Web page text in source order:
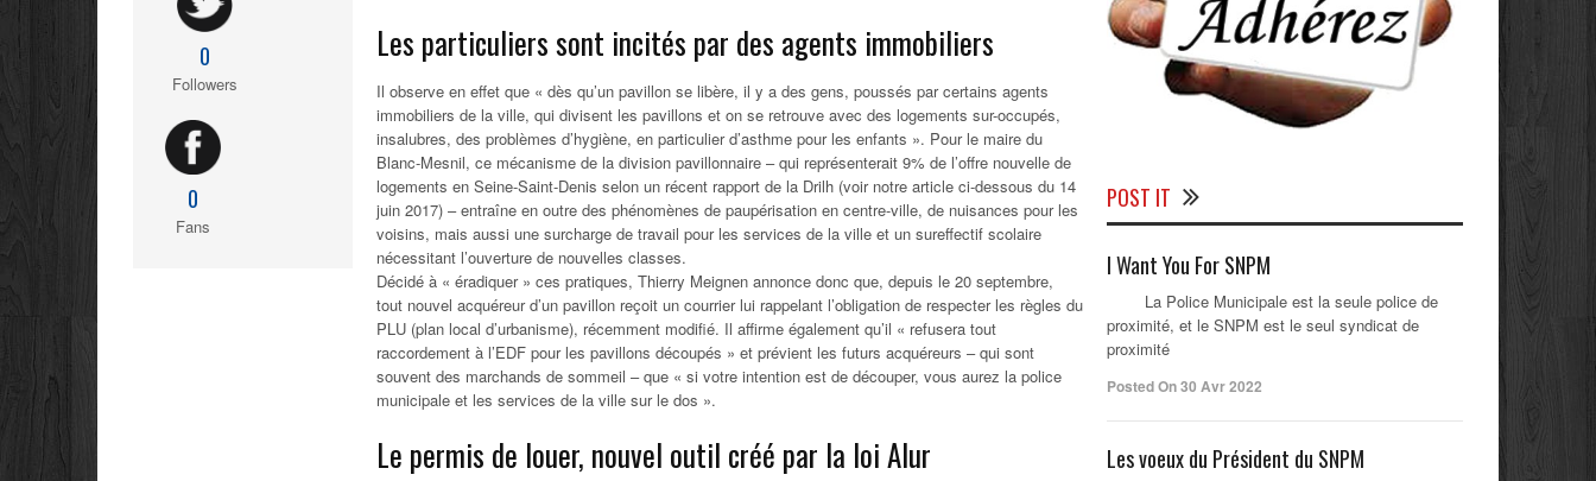
Les particuliers sont incités par des agents immobiliers
Il observe en effet que « dès qu’un pavillon se libère, il y a des gens, poussés par certains agents
immobiliers de la ville, qui divisent les pavillons et on se retrouve avec des logements sur-occupés,
insalubres, des problèmes d’hygiène, en particulier d’asthme pour les enfants ». Pour le maire du
Blanc-Mesnil, ce mécanisme de la division pavillonnaire – qui représenterait 9% de l’offre nouvelle de
logements en Seine-Saint-Denis selon un récent rapport de la Drilh (voir notre article ci-dessous du 14
juin 2017) – entraîne en outre des phénomènes de paupérisation en centre-ville, de nuisances pour les
voisins, mais aussi une surcharge de travail pour les services de la ville et un sureffectif scolaire
nécessitant l’ouverture de nouvelles classes.
Décidé à « éradiquer » ces pratiques, Thierry Meignen annonce donc que, depuis le 20 septembre,
tout nouvel acquéreur d’un pavillon reçoit un courrier lui rappelant l’obligation de respecter les règles du
PLU (plan local d’urbanisme), récemment modifié. Il affirme également qu’il « refusera tout
raccordement à l’EDF pour les pavillons découpés » et prévient les futurs acquéreurs – qui sont
souvent des marchands de sommeil – que « si votre intention est de découper, vous aurez la police
municipale et les services de la ville sur le dos ».
Le permis de louer, nouvel outil créé par la loi Alur
0
Followers
0
Fans
POST IT
I Want You For SNPM
La Police Municipale est la seule police de
proximité, et le SNPM est le seul syndicat de
proximité
Posted On 30 Avr 2022
Les voeux du Président du SNPM